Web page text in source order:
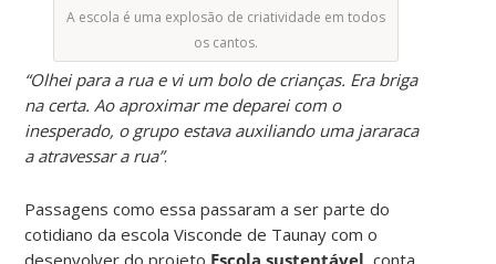
A escola é uma explosão de criatividade em todos
os cantos.
“Olhei para a rua e vi um bolo de crianças. Era briga
na certa. Ao aproximar me deparei com o
inesperado, o grupo estava auxiliando uma jararaca
a atravessar a rua”.
Passagens como essa passaram a ser parte do
cotidiano da escola Visconde de Taunay com o